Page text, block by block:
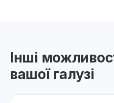
Інші
вашої галузі